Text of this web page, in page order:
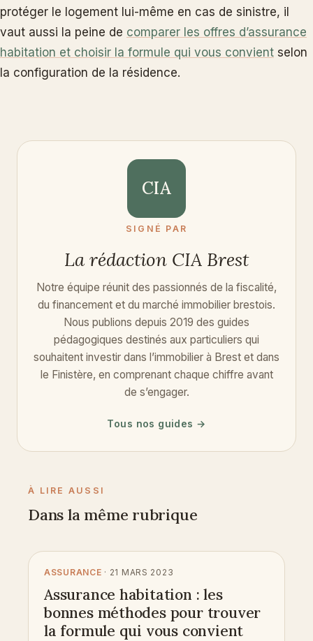
protéger le logement lui-même en cas de sinistre, il
vaut aussi la peine de comparer les offres d’assurance
habitation et choisir la formule qui vous convient selon
la configuration de la résidence.
CIA
SIGNÉ PAR
La rédaction CIA Brest
Notre équipe réunit des passionnés de la fiscalité,
du financement et du marché immobilier brestois.
Nous publions depuis 2019 des guides
pédagogiques destinés aux particuliers qui
souhaitent investir dans l’immobilier à Brest et dans
le Finistère, en comprenant chaque chiffre avant
de s’engager.
Tous nos guides →
À LIRE AUSSI
Dans la même rubrique
ASSURANCE · 21 MARS 2023
Assurance habitation : les
bonnes méthodes pour trouver
la formule qui vous convient